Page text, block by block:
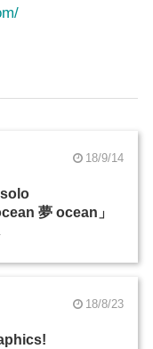
18/9/14
夢 ocean」
18/8/23